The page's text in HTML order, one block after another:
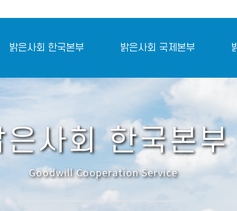
밝은사회 한국본부 밝은사회 국제본부
은사회 한국본부
Goodwill Cooperation Service